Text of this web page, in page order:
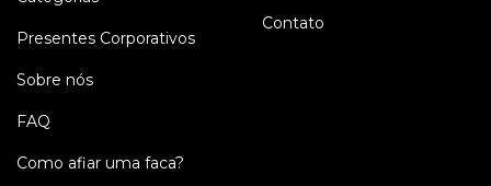
Presentes Corporativos
Sobre nós
FAQ
Como afiar uma faca?
Contato